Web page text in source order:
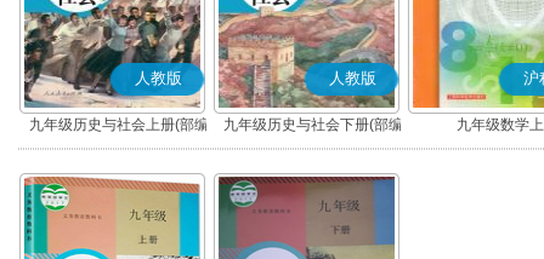
人教版
九年级历史与社会上册(部编
版)
人教版
九年级历史与社会下册(部编
版)
沪
九年级数学